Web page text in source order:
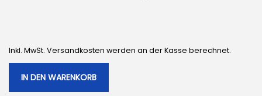
Inkl. MwSt. Versandkosten werden an der Kasse berechnet.
IN DEN WARENKORB